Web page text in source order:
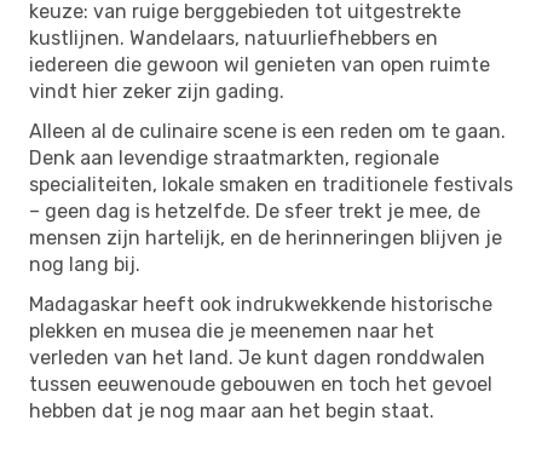
keuze: van ruige berggebieden tot uitgestrekte
kustlijnen. Wandelaars, natuurliefhebbers en
iedereen die gewoon wil genieten van open ruimte
vindt hier zeker zijn gading.
Alleen al de culinaire scene is een reden om te gaan.
Denk aan levendige straatmarkten, regionale
specialiteiten, lokale smaken en traditionele festivals
– geen dag is hetzelfde. De sfeer trekt je mee, de
mensen zijn hartelijk, en de herinneringen blijven je
nog lang bij.
Madagaskar heeft ook indrukwekkende historische
plekken en musea die je meenemen naar het
verleden van het land. Je kunt dagen ronddwalen
tussen eeuwenoude gebouwen en toch het gevoel
hebben dat je nog maar aan het begin staat.